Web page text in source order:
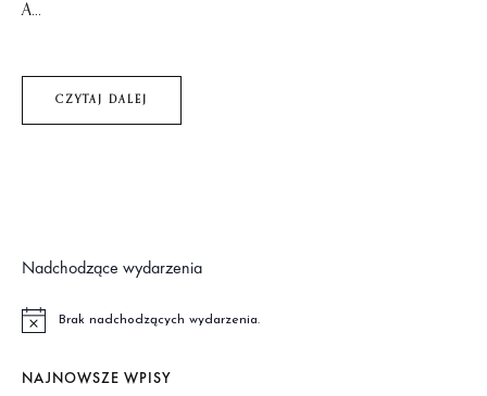
A...
CZYTAJ DALEJ
Nadchodzące wydarzenia
Brak nadchodzących wydarzenia.
NAJNOWSZE WPISY